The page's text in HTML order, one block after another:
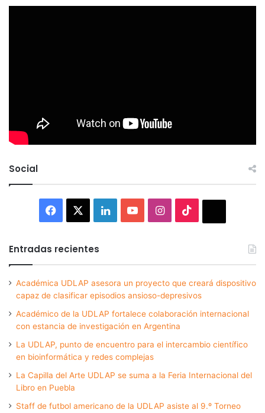
Social
Facebook LinkedInYouTubeInstagram
Entradas recientes
Académica UDLAP asesora un proyecto que creará dispositivo
capaz de clasificar episodios ansioso-depresivos
Académico de la UDLAP fortalece colaboración internacional
con estancia de investigación en Argentina
La UDLAP, punto de encuentro para el intercambio científico
en bioinformática y redes complejas
La Capilla del Arte UDLAP se suma a la Feria Internacional del
Libro en Puebla
Staff de futbol americano de la UDLAP asiste al 9.º Torneo